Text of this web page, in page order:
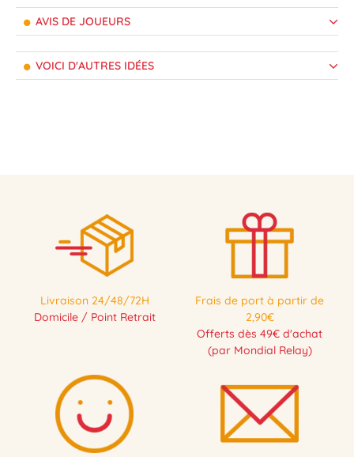
AVIS DE JOUEURS
VOICI D'AUTRES IDÉES
Livraison 24/48/72H
Domicile / Point Retrait
Frais de port à partir de
2,90€
Offerts dès 49€ d'achat
(par Mondial Relay)